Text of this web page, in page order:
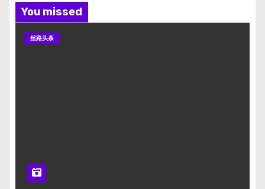
You missed
丝路头条